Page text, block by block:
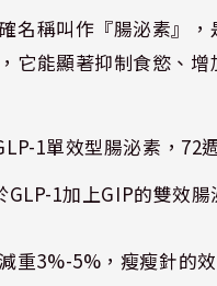
名稱叫作『腸泌素』
它能顯著抑制食慾、
1單效型腸泌素，72
GLP-1加上GIP的雙效
重3%-5%，瘦瘦針的